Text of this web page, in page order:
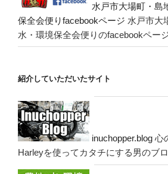
水戸市大場町・島
保全会便りfacebookページ 水戸市大
水・環境保全会便りのfacebookペー
紹介していただいたサイト
inuchopper.blog 心
Harleyを使ってカタチにする男のブ